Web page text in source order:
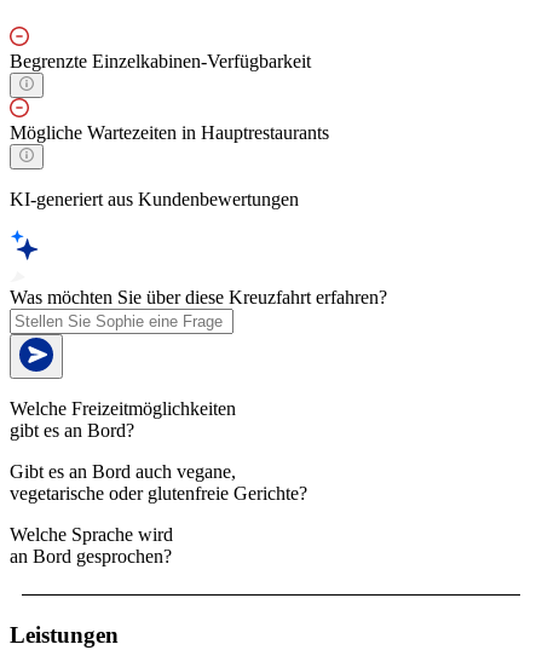
Begrenzte Einzelkabinen-Verfügbarkeit
Mögliche Wartezeiten in Hauptrestaurants
KI-generiert aus Kundenbewertungen
Was möchten Sie über diese Kreuzfahrt erfahren?
Welche Freizeitmöglichkeiten
gibt es an Bord?
Gibt es an Bord auch vegane,
vegetarische oder glutenfreie Gerichte?
Welche Sprache wird
an Bord gesprochen?
Leistungen